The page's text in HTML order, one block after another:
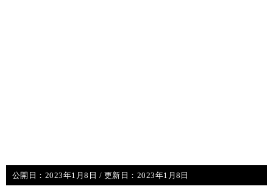
公開日： 2023年1月8日 / 更新日： 2023年1月8日